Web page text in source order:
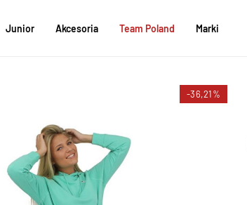
Junior Akcesoria Team Poland Marki
-36,21%